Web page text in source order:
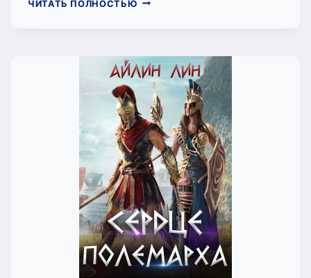
ЧИТАТЬ ПОЛНОСТЬЮ